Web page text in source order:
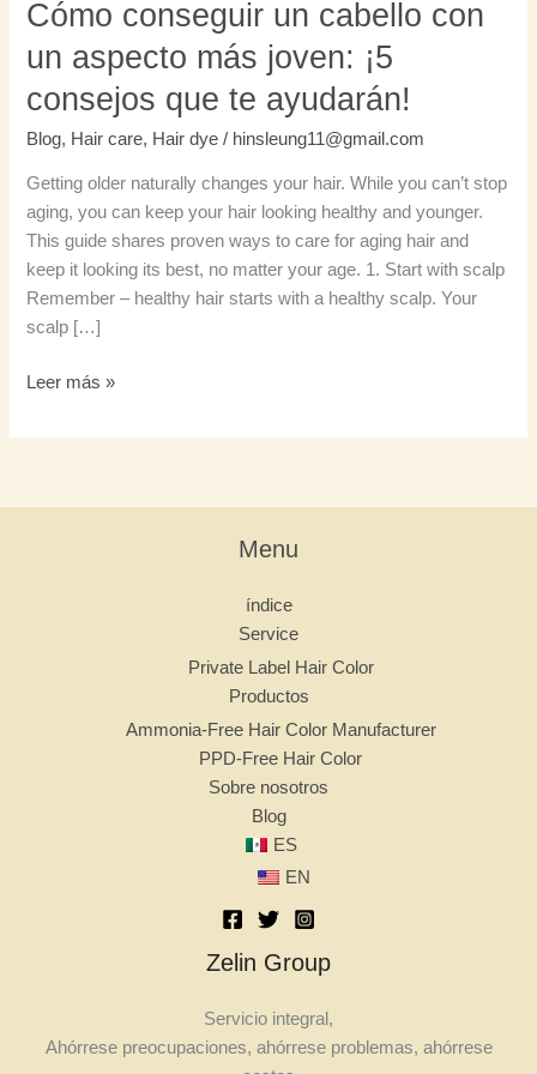
Cómo conseguir un cabello con
un aspecto más joven: ¡5
consejos que te ayudarán!
Blog, Hair care, Hair dye / hinsleung11@gmail.com
Getting older naturally changes your hair. While you can’t stop
aging, you can keep your hair looking healthy and younger.
This guide shares proven ways to care for aging hair and
keep it looking its best, no matter your age. 1. Start with scalp
Remember – healthy hair starts with a healthy scalp. Your
scalp […]
que
te
Leer más »
Menu
índice
Service
Private Label Hair Color
Productos
Ammonia-Free Hair Color Manufacturer
PPD-Free Hair Color
Sobre nosotros
Blog
ES
EN
Zelin Group
Servicio integral,
Ahórrese preocupaciones, ahórrese problemas, ahórrese